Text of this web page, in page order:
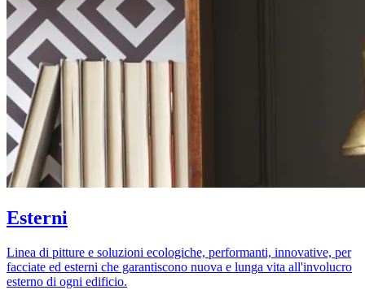
Esterni
Linea di pitture e soluzioni ecologiche, performanti, innovative, per
facciate ed esterni che garantiscono nuova e lunga vita all'involucro
esterno di ogni edificio.